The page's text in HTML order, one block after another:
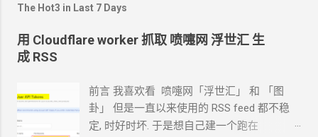
http://v.youku.com/v_show/id_XODEyNTY5MzY4.html?
==================== 大空头 华尔街之狼 金钱永不眠
==================== 推手 喜宴 饮食男女
https://movie.douban.com/subject/1307690/ 播放地址
https://www.youtube.com/watch?v=LXk2vBxE-6Y （外国的
电影在中国版权保护得不好，中国的电影在外国版权也保护
The Hot3 in Last 7 Days
用 Cloudflare worker 抓取 喷嚏网 浮世汇 生
成 RSS
前言 我喜欢看 喷嚏网「浮世汇」 和 「图
卦」 但是一直以来使用的 RSS feed 都不稳
定, 时好时坏. 于是想自己建一个跑在